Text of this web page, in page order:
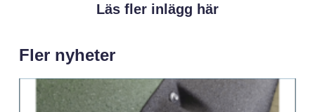
Läs fler inlägg här
Fler nyheter